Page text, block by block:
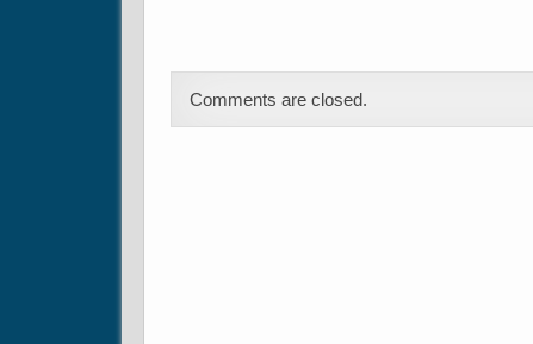
Comments are closed.